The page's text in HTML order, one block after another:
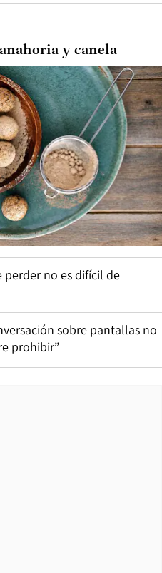
y canela
no es difícil de
sobre pantallas no
prohibir”